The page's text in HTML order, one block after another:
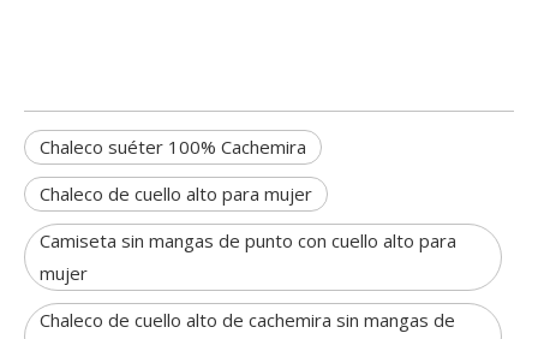
Chaleco suéter 100% Cachemira
Chaleco de cuello alto para mujer
Camiseta sin mangas de punto con cuello alto para
mujer
Chaleco de cuello alto de cachemira sin mangas de